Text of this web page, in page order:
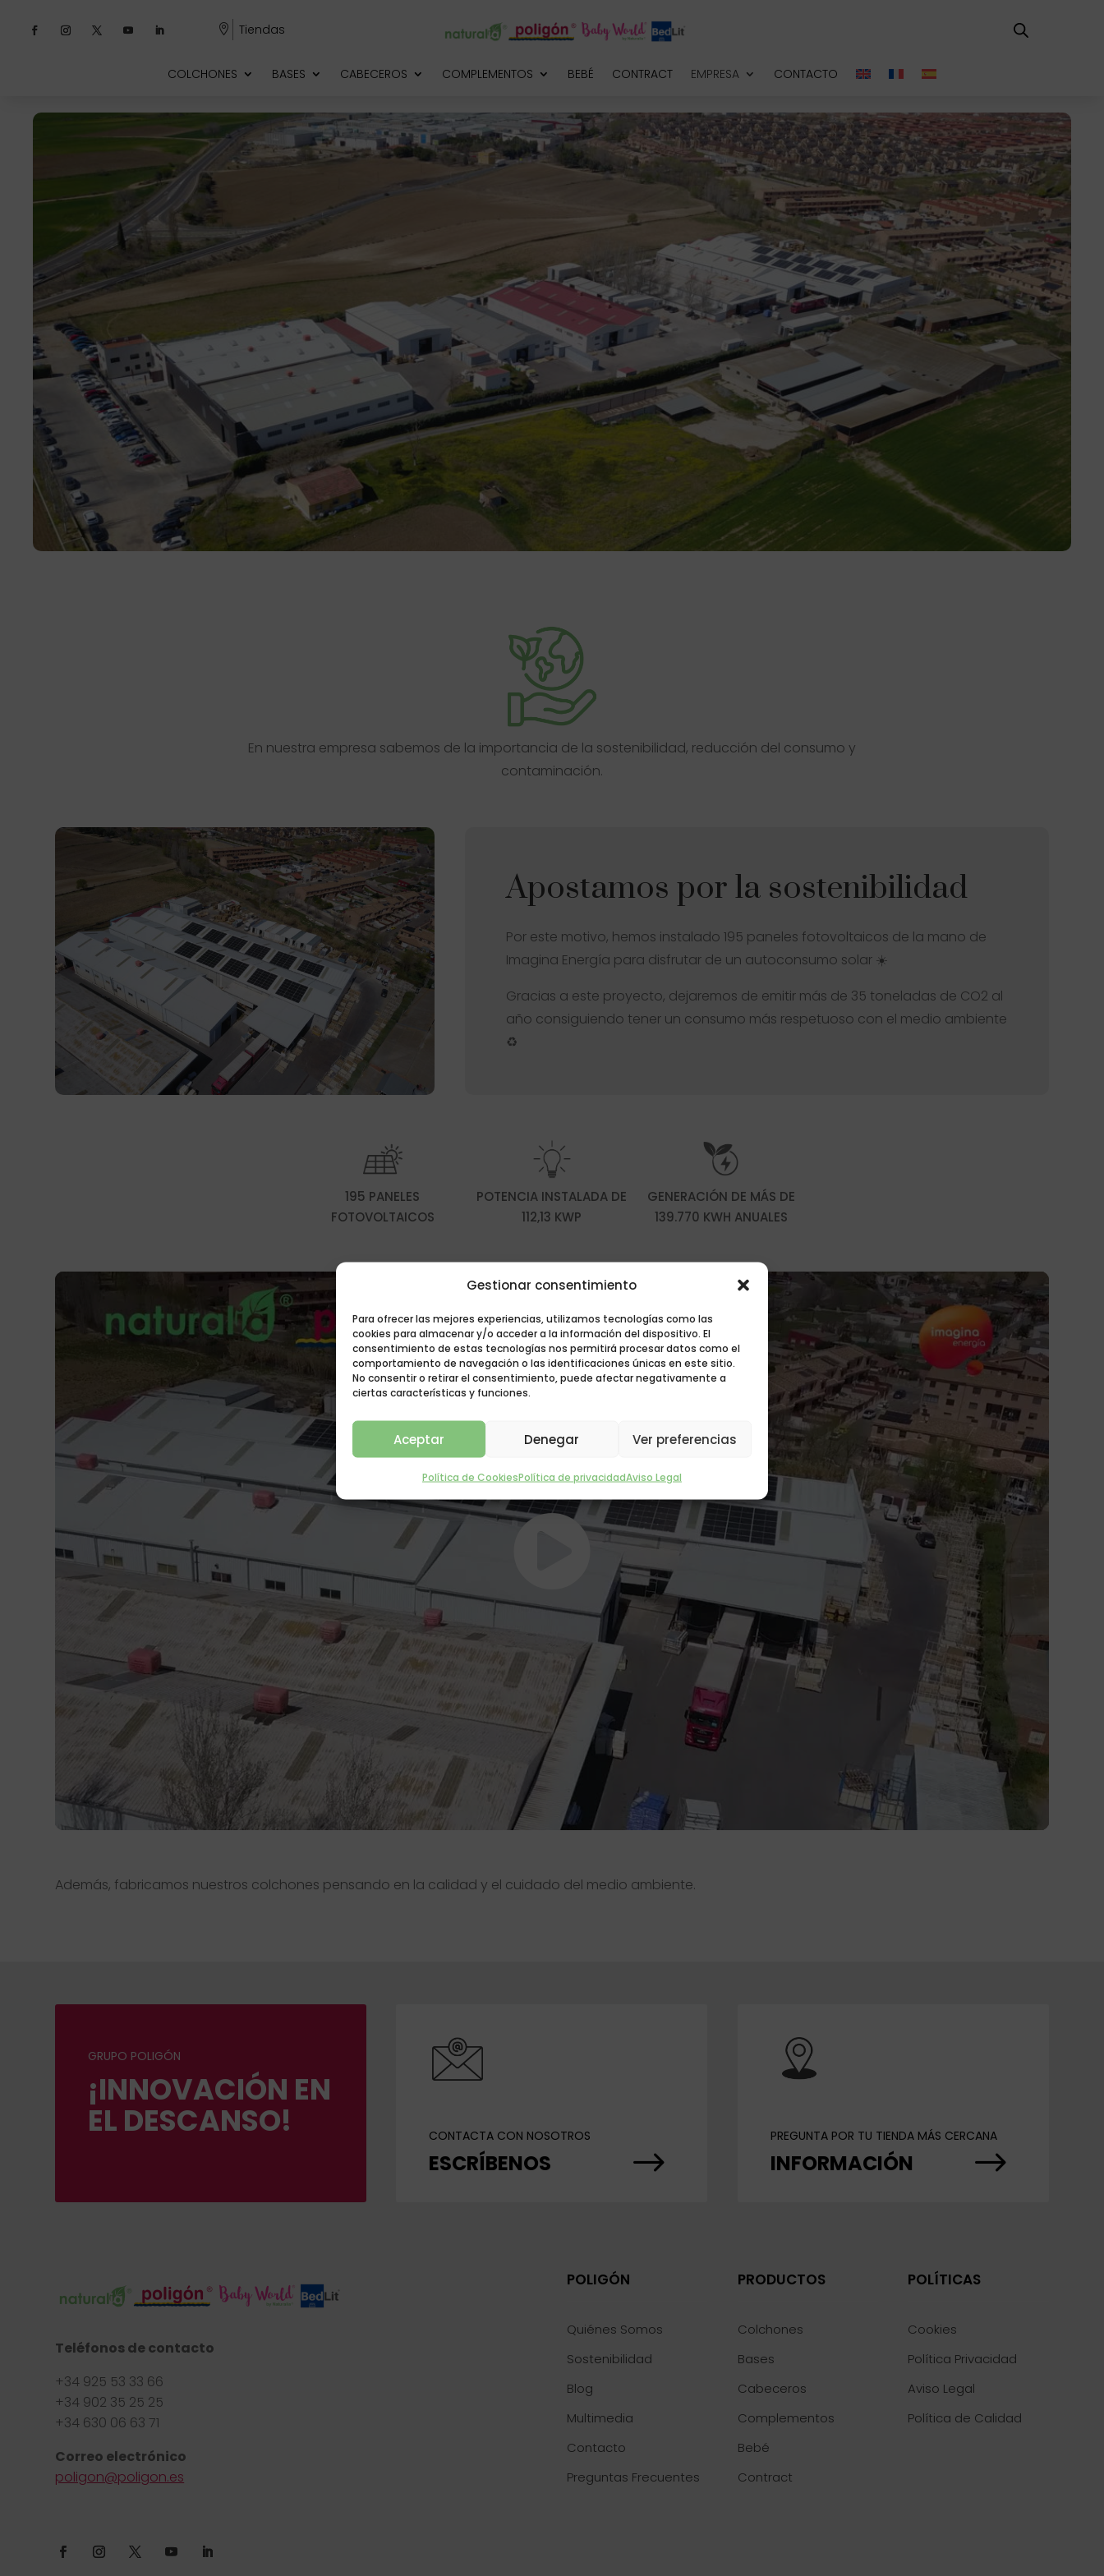
Gestionar consentimiento
Para ofrecer las mejores experiencias, utilizamos tecnologías como las
cookies para almacenar y/o acceder a la información del dispositivo. El
consentimiento de estas tecnologías nos permitirá procesar datos como el
comportamiento de navegación o las identificaciones únicas en este sitio.
No consentir o retirar el consentimiento, puede afectar negativamente a
ciertas características y funciones.
Aceptar Denegar Ver preferencias
Política de CookiesPolítica de privacidadAviso Legal
 Tiendas
COLCHONES BASES CABECEROS COMPLEMENTOS BEBÉ CONTRACT EMPRESA CONTACTO
En nuestra empresa sabemos de la importancia de la sostenibilidad, reducción del consumo y
contaminación.
Apostamos por la sostenibilidad
Por este motivo, hemos instalado 195 paneles fotovoltaicos de la mano de
Imagina Energía para disfrutar de un autoconsumo solar ☀️
Gracias a este proyecto, dejaremos de emitir más de 35 toneladas de CO2 al
año consiguiendo tener un consumo más respetuoso con el medio ambiente
♻️
195 PANELES
FOTOVOLTAICOS
POTENCIA INSTALADA DE
112,13 KWP
GENERACIÓN DE MÁS DE
139.770 KWH ANUALES
Haz clic para aceptar cookies de
marketing y permitir este contenido
Además, fabricamos nuestros colchones pensando en la calidad y el cuidado del medio ambiente.
GRUPO POLIGÓN
¡INNOVACIÓN EN
EL DESCANSO! CONTACTA CON NOSOTROS
ESCRÍBENOS $
PREGUNTA POR TU TIENDA MÁS CERCANA
INFORMACIÓN $
Teléfonos de contacto
+34 925 53 33 66
+34 902 35 25 25
+34 630 06 63 71
Correo electrónico
poligon@poligon.es
POLIGÓN
Quiénes Somos
Sostenibilidad
Blog
Multimedia
Contacto
Preguntas Frecuentes
PRODUCTOS
Colchones
Bases
Cabeceros
Complementos
Bebé
Contract
POLÍTICAS
Cookies
Política Privacidad
Aviso Legal
Política de Calidad